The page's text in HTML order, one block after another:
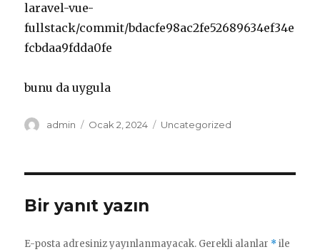
laravel-vue-
fullstack/commit/bdacfe98ac2fe52689634ef34e
fcbdaa9fdda0fe
bunu da uygula
Yazar
admin
Yayın
Ocak 2, 2024 Kategoriler
Uncategorized
Bir yanıt yazın
E-posta adresiniz yayınlanmayacak. Gerekli alanlar *ile